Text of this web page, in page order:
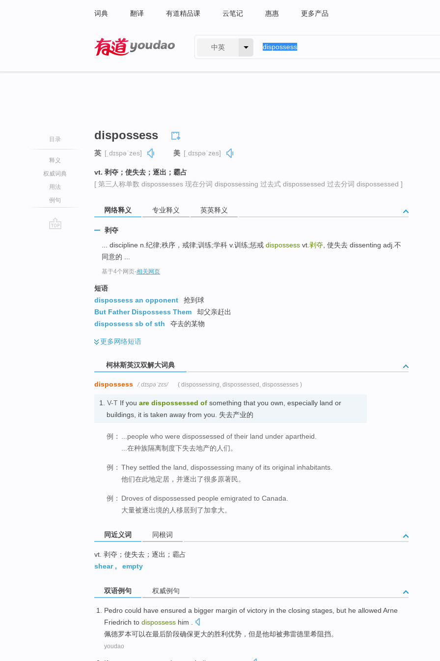
词典 翻译 有道精品课 云笔记 惠惠 更多产品
中英
目录
释义
权威词典
用法
例句
dispossess
英 [ˌdɪspəˈzes] 美 [ˌdɪspəˈzes]
vt. 剥夺；使失去；逐出；霸占
[ 第三人称单数 dispossesses 现在分词 dispossessing 过去式 dispossessed 过去分词 dispossessed ]
网络释义 专业释义 英英释义
剥夺
... discipline n.纪律;秩序，戒律;训练;学科 v.训练;惩戒 dispossess vt. 剥夺 , 使失去 dissenting adj.不
同意的 ...
基于4个网页-相关网页
短语
dispossess an opponent
抢到球
But Father Dispossess Them
却父亲赶出
dispossess sb of sth
夺去的某物
更多网络短语
柯林斯英汉双解大词典
dispossess /ˌdɪspəˈzɛs/ ( dispossessing, dispossessed, dispossesses )
1. V-T If you are dispossessed of something that you own, especially land or
buildings, it is taken away from you. 失去产业的
例： ...people who were dispossessed of their land under apartheid.
...在种族隔离制度下失去地产的人们。
例： They settled the land, dispossessing many of its original inhabitants.
他们在此地定居，并逐出了很多原著民。
例： Droves of dispossessed people emigrated to Canada.
大量被逐出境的人移居到了加拿大。
同近义词 同根词
vt. 剥夺；使失去；逐出；霸占
shear, empty
双语例句 权威例句
Pedro could have ensured a bigger margin of victory in the closing stages but he allowed Arne
Friedrich to dispossess him .
佩德罗本可以在最后阶段确保更大的胜利 优势， 但是他却被弗雷德里希阻挡。
youdao